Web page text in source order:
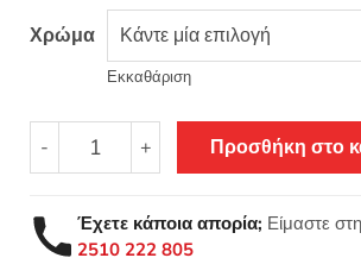
Χρώμα
Εκκαθάριση
-
Γυάλινο
χαντράκι
κέντημα
ροκαι
+ Προσθήκη στο
Έχετε κάποια απορία; Είμαστε
2510 222 805